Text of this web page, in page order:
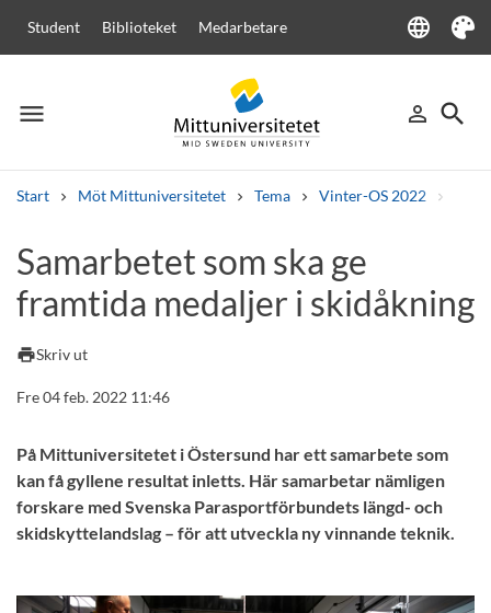
Student Biblioteket Medarbetare language
Language
Tema
menu
Meny person_outline
Logga in
search
Sök
Start Möt Mittuniversitetet Tema Vinter-OS 2022
Andra söktjänster
Kurser och program Kursplaner VälkomstbrevPersonal
Samarbetet som ska ge
framtida medaljer i skidåkning
printSkriv ut
Fre 04 feb. 2022 11:46
På Mittuniversitetet i Östersund har ett samarbete som
kan få gyllene resultat inletts. Här samarbetar nämligen
forskare med Svenska Parasportförbundets längd- och
skidskyttelandslag – för att utveckla ny vinnande teknik.